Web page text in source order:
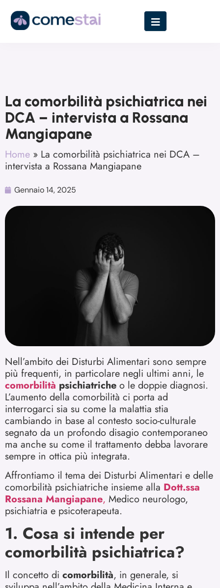
La comorbilità psichiatrica nei
DCA – intervista a Rossana
Mangiapane
Home » La comorbilità psichiatrica nei DCA –
intervista a Rossana Mangiapane
Gennaio 14, 2025
Nell’ambito dei Disturbi Alimentari sono sempre
più frequenti, in particolare negli ultimi anni, le
comorbilità psichiatriche o le doppie diagnosi.
L’aumento della comorbilità ci porta ad
interrogarci sia su come la malattia stia
cambiando in base al contesto socio-culturale
segnato da un profondo disagio contemporaneo
ma anche su come il trattamento debba lavorare
sempre in ottica più integrata.
Affrontiamo il tema dei Disturbi Alimentari e delle
comorbilità psichiatriche insieme alla Dott.ssa
Rossana Mangiapane, Medico neurologo,
psichiatria e psicoterapeuta.
1. Cosa si intende per
comorbilità psichiatrica?
Il concetto di comorbilità, in generale, si